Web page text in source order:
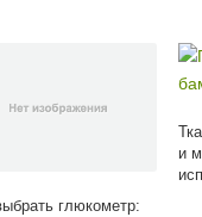
глюкометр:
и